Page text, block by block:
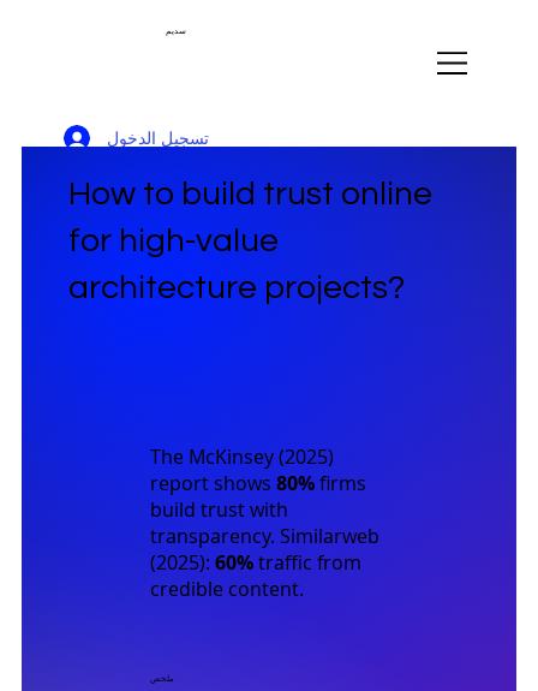
سديم
تسجيل الدخول
How to build trust online
for high-value
architecture projects?
The McKinsey (2025)
report shows80%firms
build trust with
transparency.Similarweb
(2025):60%traffic from
credible content.
ملخص